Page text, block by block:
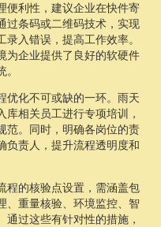
便利性，建议企业在快件寄
过条码或二维码技术，实现
入错误，提高工作效率。
为企业提供了良好的软硬件
优化不可或缺的一环。雨天
相关员工进行专项培训，
范。同时，明确各岗位的责
负责人，提升流程透明度和
程的核验点设置，需涵盖包
、重量核验、环境监控、智
过这些有针对性的措施，